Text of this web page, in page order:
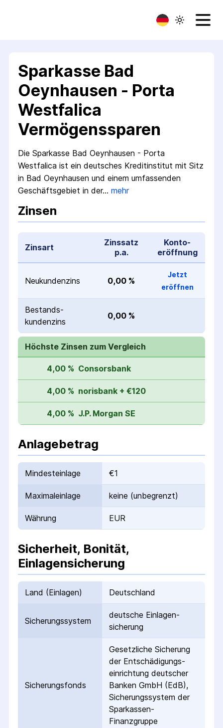
Sparkasse Bad
Oeynhausen - Porta
Westfalica
Vermögenssparen
Die Sparkasse Bad Oeynhausen - Porta
Westfalica ist ein deutsches Kreditinstitut mit Sitz
in Bad Oeynhausen und einem umfassenden
Geschäftsgebiet in der… mehr
Zinsen
Zinsart
Zinssatz
p.a.
Konto­
eröffnung
Neukunden­zins 0,00 %
Jetzt
eröffnen
Bestands­
kunden­zins
0,00 %
Höchste Zinsen zum Vergleich
4,00 % Consorsbank
4,00 % norisbank + €120
4,00 % J.P. Morgan SE
Anlagebetrag
Mindesteinlage €1
Maximaleinlage keine (unbegrenzt)
Währung EUR
Sicherheit, Bonität,
Einlagensicherung
Land (Einlagen) Deutschland
Sicherungs­system
deutsche Einlagen­
sicherung
Sicherungs­fonds
Gesetzliche Sicherung
der Entschädigungs­
einrichtung deutscher
Banken GmbH (EdB),
Sicherungssystem der
Sparkassen-
Finanzgruppe